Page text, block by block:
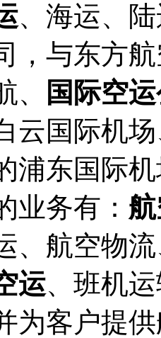
、海运、
，与东方
、
国际空
云国际机
浦东国际
业务有：
、航空物
运、班机
为客户提